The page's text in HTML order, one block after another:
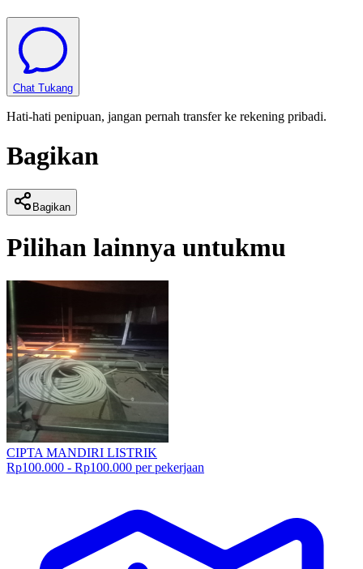
Chat Tukang
Hati-hati penipuan, jangan pernah transfer ke rekening pribadi.
Bagikan
Bagikan
Pilihan lainnya untukmu
CIPTA MANDIRI LISTRIK
Rp100.000 - Rp100.000 per pekerjaan